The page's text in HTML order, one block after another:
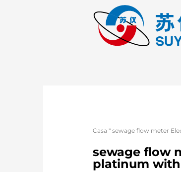
Casa "sewage flow meter
sewage flow
platinum